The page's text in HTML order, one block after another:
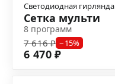
Светодиодная гирлянда
Сетка мульти
8 программ
7 616 ₽ −15%
6 470 ₽